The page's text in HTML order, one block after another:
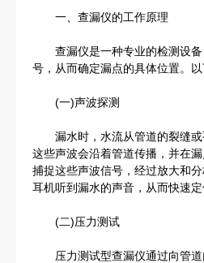
一、查漏仪的工作原理
查漏仪是一种专业的检测设备
号，从而确定漏点的具体位置。
(一)声波探测
漏水时，水流从管道的裂缝或
这些声波会沿着管道传播，并在
捕捉这些声波信号，经过放大和
耳机听到漏水的声音，从而快速定
(二)压力测试
压力测试型查漏仪通过向管道